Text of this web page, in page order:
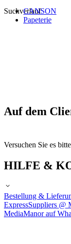
Suchverlauf
CANSON
Papeterie
Auf dem
Versuchen Sie es
HILFE &
Bestellung &
ExpressSuppliers @
MediaManor auf